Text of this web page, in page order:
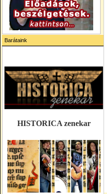
Barátaink
HISTORICA zenekar